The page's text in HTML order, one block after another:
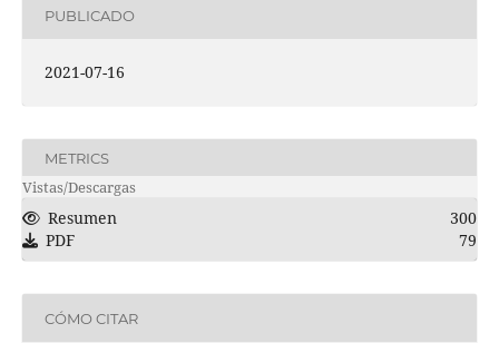
PUBLICADO
2021-07-16
METRICS
Vistas/Descargas
Resumen
300
PDF
79
CÓMO CITAR